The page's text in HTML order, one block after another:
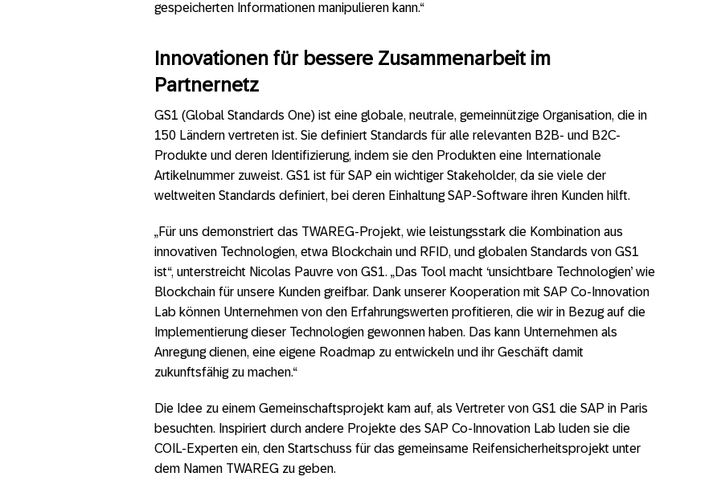
gespeicherten Informationen manipulieren kann.“
Innovationen für bessere Zusammenarbeit im
Partnernetz
GS1 (Global Standards One) ist eine globale, neutrale, gemeinnützige Organisation, die in
150 Ländern vertreten ist. Sie definiert Standards für alle relevanten B2B- und B2C-
Produkte und deren Identifizierung, indem sie den Produkten eine Internationale
Artikelnummer zuweist. GS1 ist für SAP ein wichtiger Stakeholder, da sie viele der
weltweiten Standards definiert, bei deren Einhaltung SAP-Software ihren Kunden hilft.
„Für uns demonstriert das TWAREG-Projekt, wie leistungsstark die Kombination aus
innovativen Technologien, etwa Blockchain und RFID, und globalen Standards von GS1
ist“, unterstreicht Nicolas Pauvre von GS1. „Das Tool macht ‘unsichtbare Technologien’ wie
Blockchain für unsere Kunden greifbar. Dank unserer Kooperation mit SAP Co-Innovation
Lab können Unternehmen von den Erfahrungswerten profitieren, die wir in Bezug auf die
Implementierung dieser Technologien gewonnen haben. Das kann Unternehmen als
Anregung dienen, eine eigene Roadmap zu entwickeln und ihr Geschäft damit
zukunftsfähig zu machen.“
Die Idee zu einem Gemeinschaftsprojekt kam auf, als Vertreter von GS1 die SAP in Paris
besuchten. Inspiriert durch andere Projekte des SAP Co-Innovation Lab luden sie die
COIL-Experten ein, den Startschuss für das gemeinsame Reifensicherheitsprojekt unter
dem Namen TWAREG zu geben.